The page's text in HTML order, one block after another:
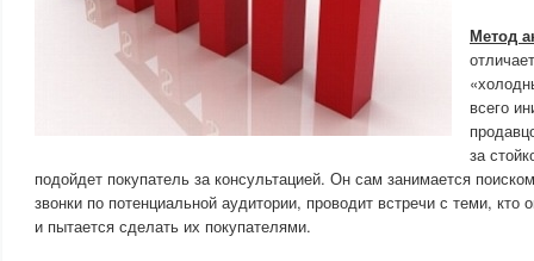
Метод
всего
за
подойдет покупатель за консультацией. Он сам занимается
звонки по потенциальной аудитории, проводит встречи с теми, кто
и пытается сделать их покупателями.